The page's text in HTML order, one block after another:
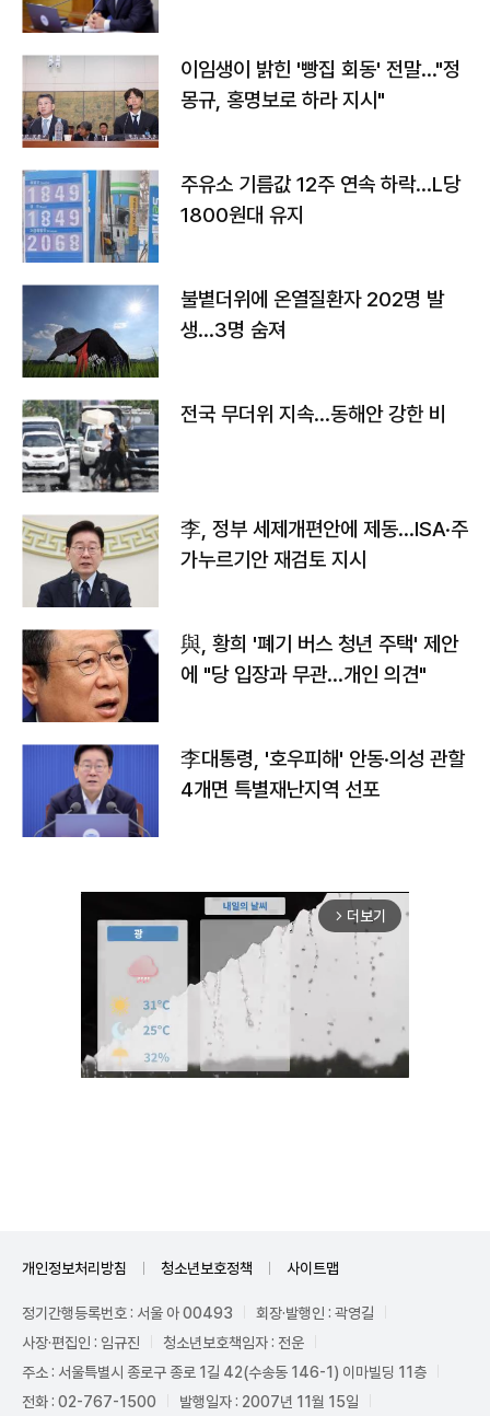
이임생이 밝힌 '빵집 회동' 전말…"정
몽규, 홍명보로 하라 지시"
주유소 기름값 12주 연속 하락…L당
1800원대 유지
불볕더위에 온열질환자 202명 발
생…3명 숨져
전국 무더위 지속…동해안 강한 비
李, 정부 세제개편안에 제동…ISA·주
가누르기안 재검토 지시
與, 황희 '폐기 버스 청년 주택' 제안
에 "당 입장과 무관…개인 의견"
李대통령, '호우피해' 안동·의성 관할
4개면 특별재난지역 선포
arrow_forward_ios 더보기
개인정보처리방침 청소년보호정책 사이트맵
정기간행등록번호 : 서울 아 00493
회장·발행인 : 곽영길
사장·편집인 : 임규진
청소년보호책임자 : 전운
주소 : 서울특별시 종로구 종로 1길 42(수송동 146-1) 이마빌딩 11층
전화 : 02-767-1500
발행일자 : 2007년 11월 15일